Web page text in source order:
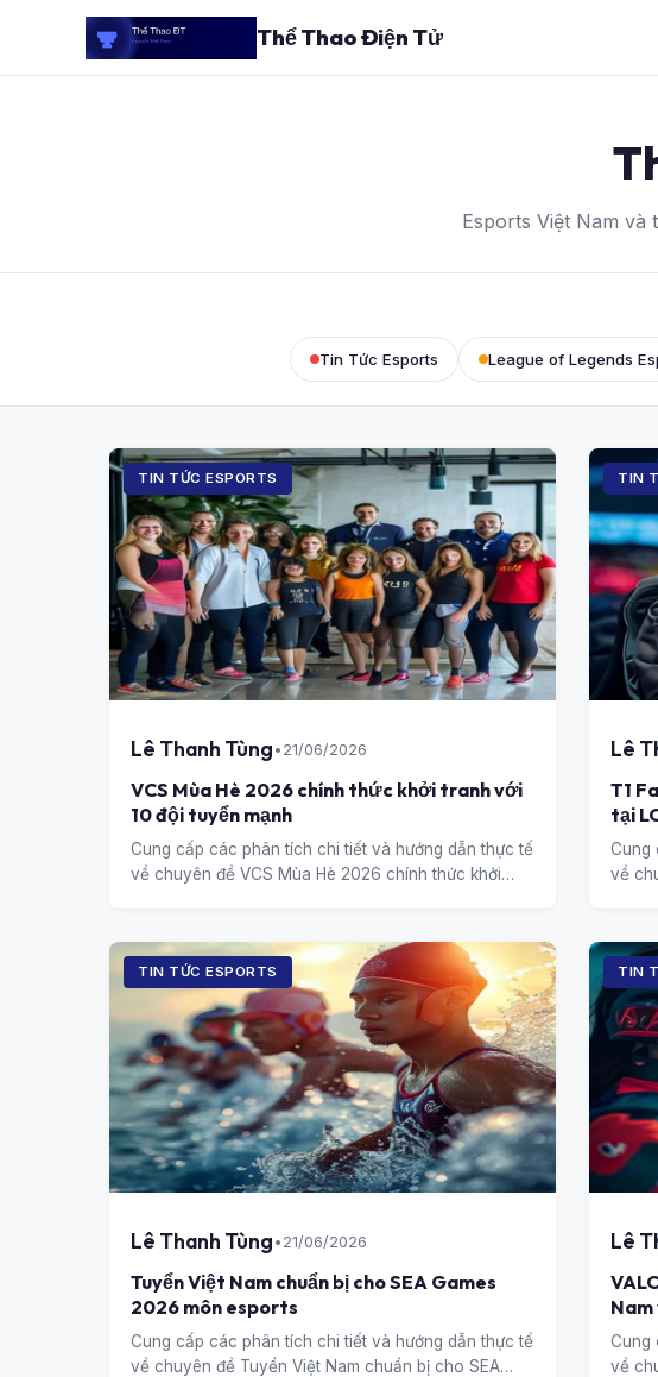
Thể Thao Điện Tử
Esports Việt Nam và
Tin Tức Esports League of Legends
TIN TỨC ESPORTS
Lê Thanh Tùng • 21/06/2026
VCS Mùa Hè 2026 chính thức khởi tranh với
10 đội tuyển mạnh
Cung cấp các phân tích chi tiết và hướng dẫn thực tế
về chuyên đề VCS Mùa Hè 2026 chính thức khởi
TIN
Lê
T1
tại
Cung
về
TIN TỨC ESPORTS
Lê Thanh Tùng • 21/06/2026
Tuyển Việt Nam chuẩn bị cho SEA Games
2026 môn esports
Cung cấp các phân tích chi tiết và hướng dẫn thực tế
về chuyên đề Tuyển Việt Nam chuẩn bị cho SEA
TIN
Lê
Cung
về